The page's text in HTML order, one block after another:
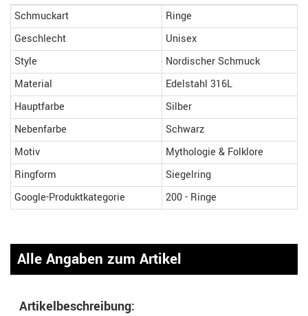
Schmuckart
Ringe
Geschlecht
Unisex
Style
Nordischer Schmuck
Material
Edelstahl 316L
Hauptfarbe
Silber
Nebenfarbe
Schwarz
Motiv
Mythologie & Folklore
Ringform
Siegelring
Google-Produktkategorie
200 - Ringe
Alle Angaben zum Artikel
Artikelbeschreibung: